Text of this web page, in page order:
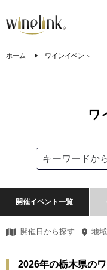
ホーム ワインイベント
ワ
開催イベント一覧
開催日から探す 地
2026年の栃木県の